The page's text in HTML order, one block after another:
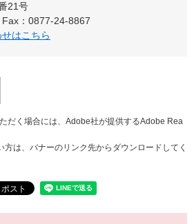
21号
Fax：0877-24-8867
はこちら
だく場合には、Adobe社が提供するAdobe Rea
は、バナーのリンク先からダウンロードしてく